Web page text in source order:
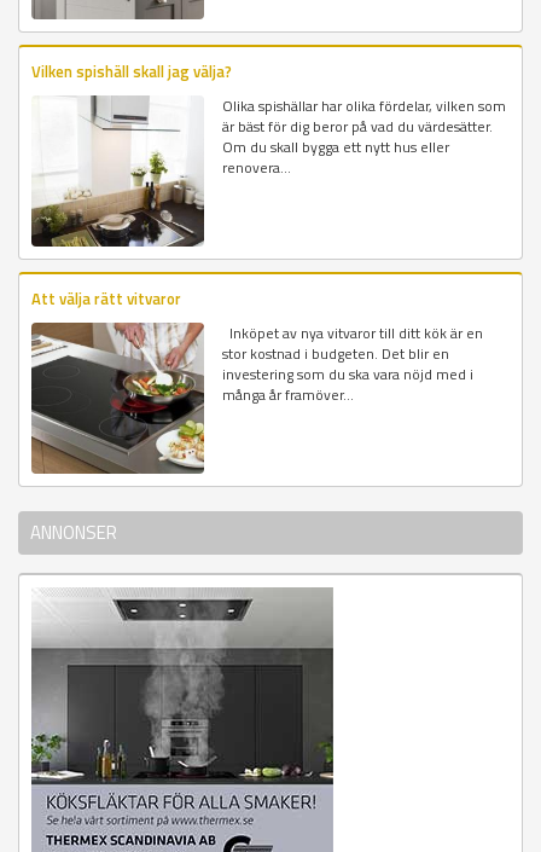
Vilken spishäll skall jag välja?
Olika spishällar har olika fördelar, vilken som
är bäst för dig beror på vad du värdesätter.
Om du skall bygga ett nytt hus eller
renovera...
Att välja rätt vitvaror
Inköpet av nya vitvaror till ditt kök är en
stor kostnad i budgeten. Det blir en
investering som du ska vara nöjd med i
många år framöver...
ANNONSER